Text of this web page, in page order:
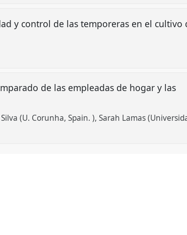
y control de las temporeras en el cultivo
de las empleadas de hogar y las
(U. Corunha, Spain. ) Sarah Lamas